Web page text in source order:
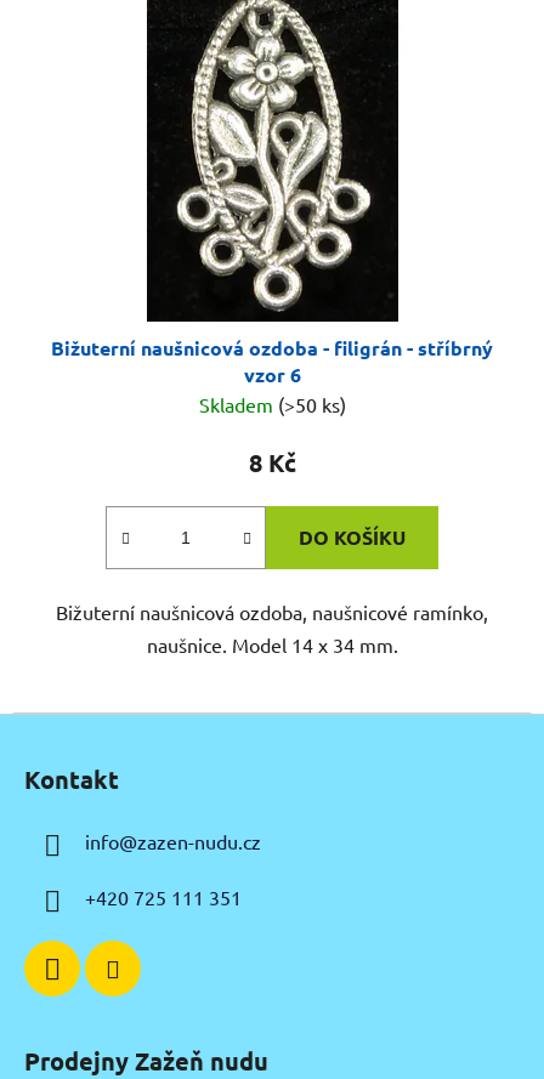
Bižuterní naušnicová ozdoba - filigrán - stříbrný
vzor 6
Skladem (>50 ks)
8 Kč
DO KOŠÍKU
Bižuterní naušnicová ozdoba, naušnicové ramínko,
naušnice. Model 14 x 34 mm.
Kontakt
info@zazen-nudu.cz
+420 725 111 351
Prodejny Zažeň nudu